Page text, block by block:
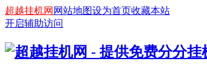
超越挂机网 网站地图设为首页收藏本站
开启辅助访问